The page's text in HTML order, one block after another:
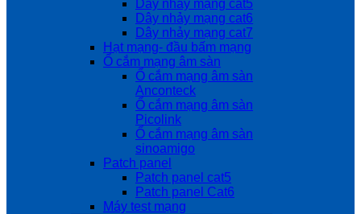
Dây nhảy mạng cat5
Dây nhảy mạng cat6
Dây nhảy mạng cat7
Hạt mạng- đầu bấm mạng
Ổ cắm mạng âm sàn
Ổ cắm mạng âm sàn
Anconteck
Ổ cắm mạng âm sàn
Picolink
Ổ cắm mạng âm sàn
sinoamigo
Patch panel
Patch panel cat5
Patch panel Cat6
Máy test mạng